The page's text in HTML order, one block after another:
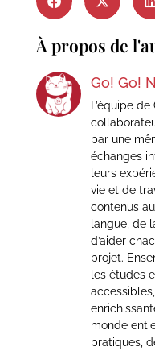
À propos de
Go! Go!
L’équipe
par une
échanges
leurs
vie et de
contenus
langue, de
d’aider
projet.
les études
monde
pratiques,